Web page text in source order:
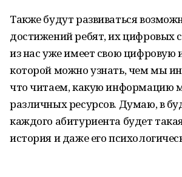
Также будут развиваться
достижений ребят, их цифровых
из нас уже имеет свою цифровую
которой можно узнать, чем мы
что читаем, какую информацию
различных ресурсов. Думаю, в
каждого абитуриента будет
история и даже его